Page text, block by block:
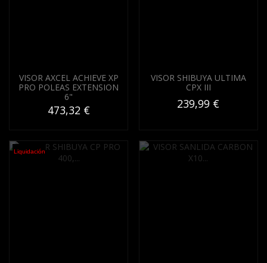
VISOR AXCEL ACHIEVE XP
PRO POLEAS EXTENSION
6"
473,32 €
VISOR SHIBUYA ULTIMA
CPX III
239,99 €
Liquidación